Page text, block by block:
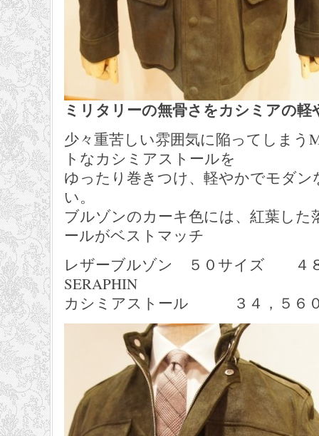
ミリタリーの無骨さをカシミアの軽
少々重苦しい雰囲気に陥ってしまう
トなカシミアストールを
ゆったり巻きつけ、軽やかでモダ
い。
ブルゾンのカーキ色には、紅葉し
ールがベストマッチ
レザーブルゾン ５０サイズ ４
SERAPHIN
カシミアストール ３４，５６０